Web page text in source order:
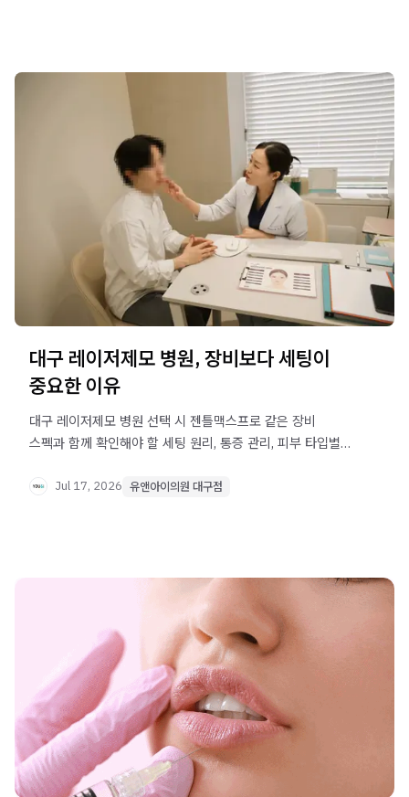
대구 레이저제모 병원, 장비보다 세팅이
중요한 이유
대구 레이저제모 병원 선택 시 젠틀맥스프로 같은 장비
스펙과 함께 확인해야 할 세팅 원리, 통증 관리, 피부 타입별
Jul 17, 2026 유앤아이의원 대구점